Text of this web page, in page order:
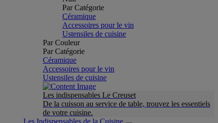
Par Catégorie
Céramique
Accessoires pour le vin
Ustensiles de cuisine
Par Couleur
Par Catégorie
Céramique
Accessoires pour le vin
Ustensiles de cuisine
Les indispensables Le Creuset
De la cuisson au service de table, trouvez les essentiels
de votre cuisine.
Les Indispensables de la Cuisine